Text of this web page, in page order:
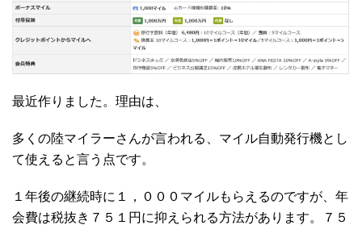
最近作りました。理由は、
多くの陸マイラーさんが言われる、マイル自動発行機とし
て使えると言う点です。
１年後の継続時に１，０００マイルもらえるのですが、年
会費は税抜き７５１円に抑えられる方法があります。７５